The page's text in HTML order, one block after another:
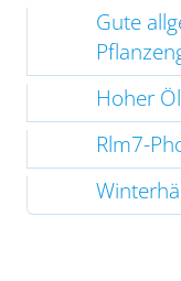
Gute
Hoher
Rlm7-